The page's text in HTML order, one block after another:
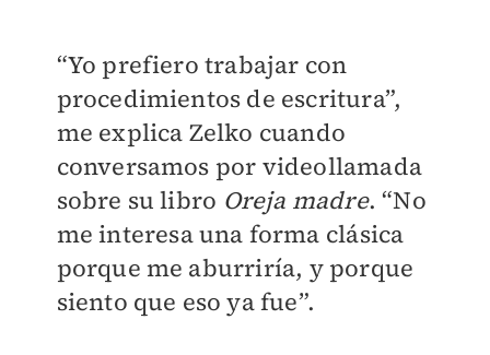
“Yo prefiero trabajar con
procedimientos de escritura”,
me explica Zelko cuando
conversamos por videollamada
sobre su libro Oreja madre. “No
me interesa una forma clásica
porque me aburriría, y porque
siento que eso ya fue”.